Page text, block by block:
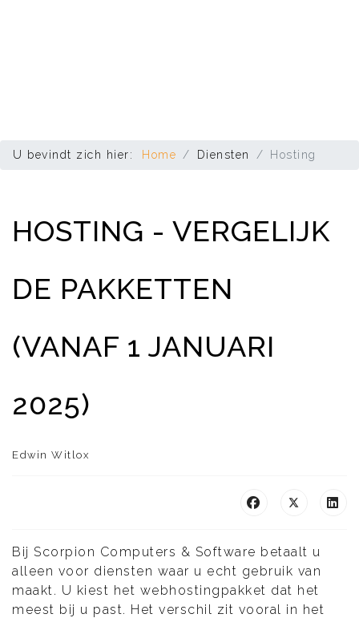
U bevindt zich hier: Home Diensten Hosting
HOSTING - VERGELIJK
DE PAKKETTEN
(VANAF 1 JANUARI
2025)
Edwin Witlox
Bij Scorpion Computers & Software betaalt u
alleen voor diensten waar u echt gebruik van
maakt. U kiest het webhostingpakket dat het
meest bij u past. Het verschil zit vooral in het